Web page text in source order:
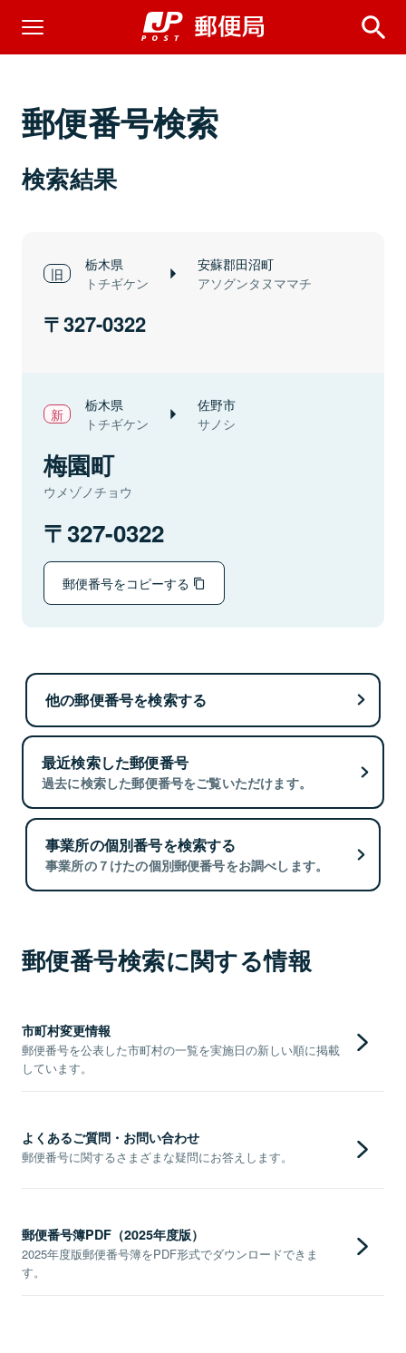
郵便番号検索
検索結果
栃木県
トチギケン
安蘇郡田沼町
アソグンタヌママチ
327-0322
栃木県
トチギケン
佐野市
サノシ
梅園町
ウメゾノチョウ
327-0322
郵便番号をコピーする
他の郵便番号を検索する
最近検索した郵便番号
過去に検索した郵便番号をご覧いただけます。
事業所の個別番号を検索する
事業所の７けたの個別郵便番号をお調べします。
郵便番号検索に関する情報
市町村変更情報
郵便番号を公表した市町村の一覧を実施日の新しい順に掲載
しています。
よくあるご質問・お問い合わせ
郵便番号に関するさまざまな疑問にお答えします。
郵便番号簿PDF（2025年度版）
2025年度版郵便番号簿をPDF形式でダウンロードできま
す。